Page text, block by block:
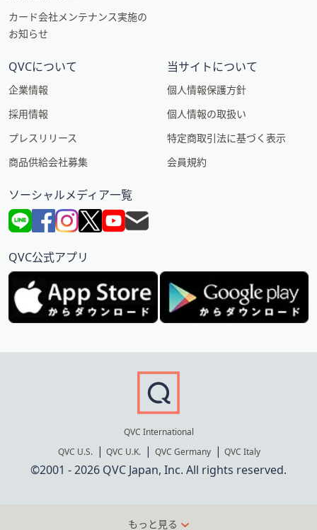
カード会社メンテナンス実施の
お知らせ
QVCについて
企業情報
採用情報
プレスリリース
商品供給会社募集
当サイトについて
個人情報保護方針
個人情報の取扱い
特定商取引法に基づく表示
会員規約
ソーシャルメディア一覧
QVC公式アプリ
QVC International
QVC U.S.
QVC U.K. QVC Germany QVC Italy
©2001 - 2026 QVC Japan, Inc. All rights reserved.
もっと見る